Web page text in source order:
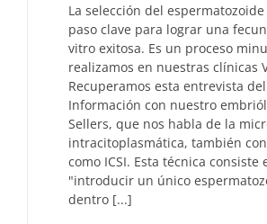
La selección del
paso clave para lograr una
vitro exitosa. Es un proceso
realizamos en nuestras clínicas
Recuperamos esta entrevista
Información con nuestro
Sellers, que nos habla de la
intracitoplasmática, también
como ICSI. Esta técnica consiste
"introducir un único
dentro [...]